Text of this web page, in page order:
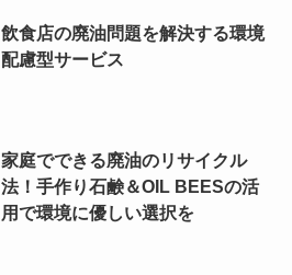
飲食店の廃油問題を解決する環境
配慮型サービス
家庭でできる廃油のリサイクル
法！手作り石鹸＆OIL BEESの活
用で環境に優しい選択を